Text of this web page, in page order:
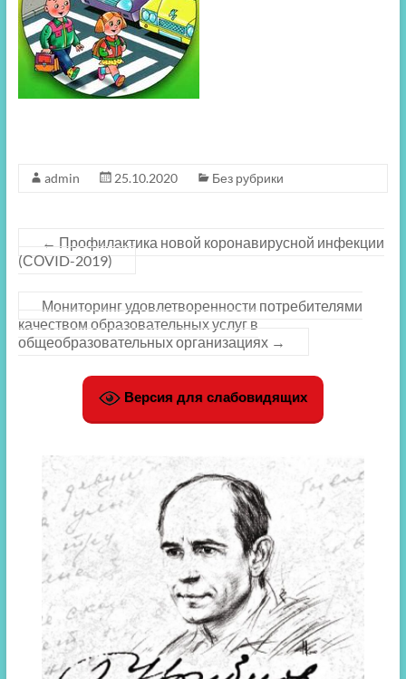
admin 25.10.2020 Без рубрики
← Профилактика новой коронавирусной инфекции
(СОVID-2019)
Мониторинг удовлетворенности потребителями
качеством образовательных услуг в
общеобразовательных организациях →
Версия для слабовидящих